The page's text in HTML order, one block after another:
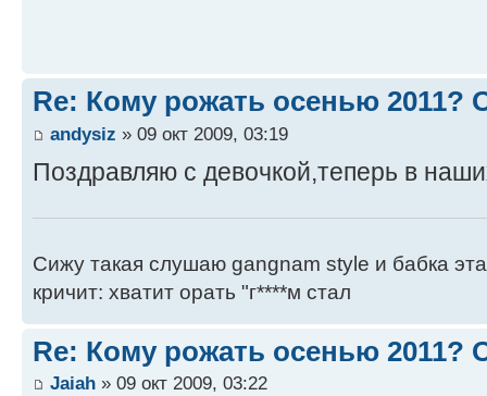
Re: Кому рожать осенью 2011?
andysiz » 09 окт 2009, 03:19
Поздравляю с девочкой,теперь в
Сижу такая слушаю gangnam style и бабка
кричит: хватит орать "г****м стал
Re: Кому рожать осенью 2011?
Jaiah » 09 окт 2009, 03:22